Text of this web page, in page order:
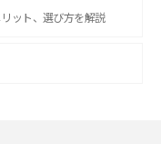
ット、選び方を解説
かりやすく解説